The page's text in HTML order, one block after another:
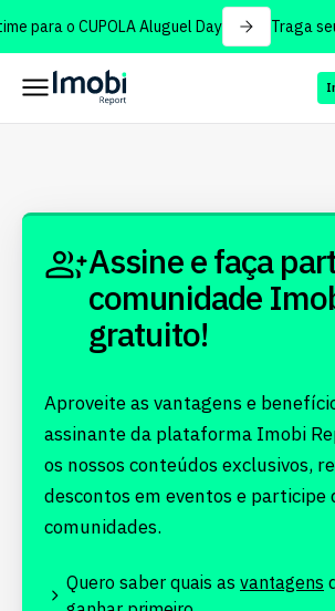
para o CUPOLA Aluguel Day Traga
Assine e faça
comunidade
gratuito!
Aproveite as vantagens e
assinante da plataforma Imobi
os nossos conteúdos exclusivos,
descontos em eventos e participe
comunidades.
Quero saber quais as vantagens